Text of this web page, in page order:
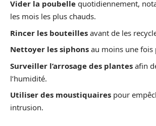
Vider la poubelle quotidiennement,
les mois les plus chauds.
Rincer les bouteilles avant de les
Nettoyer les siphons au moins une fois
Surveiller l’arrosage des plantes afin
l’humidité.
Utiliser des moustiquaires pour
intrusion.